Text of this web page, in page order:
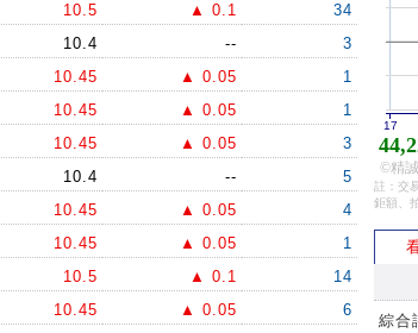
10.5 ▲ 0.1
34
10.4 --
3
10.45 ▲ 0.05
1
10.45 ▲ 0.05
1
10.45 ▲ 0.05
3
10.4 --
5
10.45 ▲ 0.05
4
10.45 ▲ 0.05
1
10.5 ▲ 0.1
14
10.45 ▲ 0.05
6
17
©精
註：交
鉅額、
綜合